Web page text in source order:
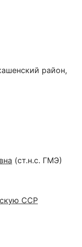
район,
(ст.н.с. ГМЭ)
ССР